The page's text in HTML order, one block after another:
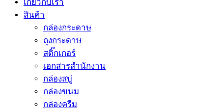
เกี่ยวกับเรา
สินค้า
กล่องกระดาษ
ถุงกระดาษ
สติ๊กเกอร์
เอกสารสำนักงาน
กล่องสบู่
กล่องขนม
กล่องครีม